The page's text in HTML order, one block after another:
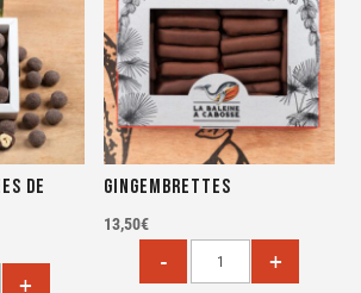
de
Gingembrettes
13,50€